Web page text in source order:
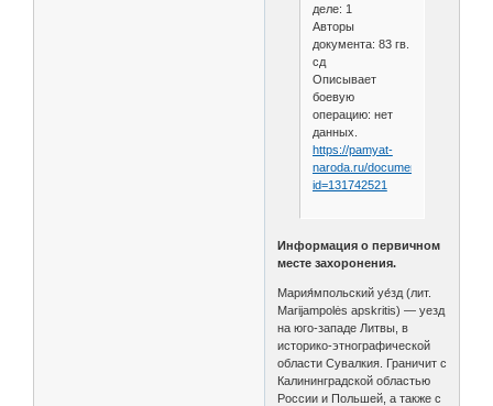
деле: 1
Авторы
документа: 83 гв.
сд
Описывает
боевую
операцию: нет
данных.
https://pamyat-
naroda.ru/documents/view/?
id=131742521
Информация о первичном
месте захоронения.
Мария́мпольский уе́зд (лит.
Marijampolės apskritis) — уезд
на юго-западе Литвы, в
историко-этнографической
области Сувалкия. Граничит с
Калининградской областью
России и Польшей, а также с